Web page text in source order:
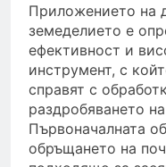
Приложението на
земеделието е
ефективност и
инструмент, с
справят с
раздробяването
Първоначалната
обръщането на